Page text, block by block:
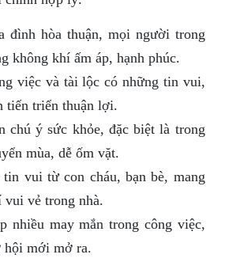
đình hòa thuận, mọi người trong
không khí ấm áp, hạnh phúc.
việc và tài lộc có những tin vui,
tiến triển thuận lợi.
chú ý sức khỏe, đặc biệt là trong
mùa, dễ ốm vặt.
tin vui từ con cháu, bạn bè, mang
vẻ trong nhà.
nhiều may mắn trong công việc,
hội mới mở ra.